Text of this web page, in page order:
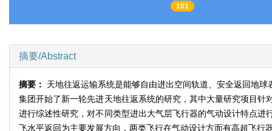
101
摘要/Abstract
摘要： 天地往返运输系统是能够自由进出空间轨道、安全返回地
集团开始了新一轮先进天地往返系统的研究，其中大量研究项目
进行综述性研究，对不同类型进出大气层飞行器的气动设计特点
飞水平返回为主要发展方向，两类飞行在气动设计方面有高超飞